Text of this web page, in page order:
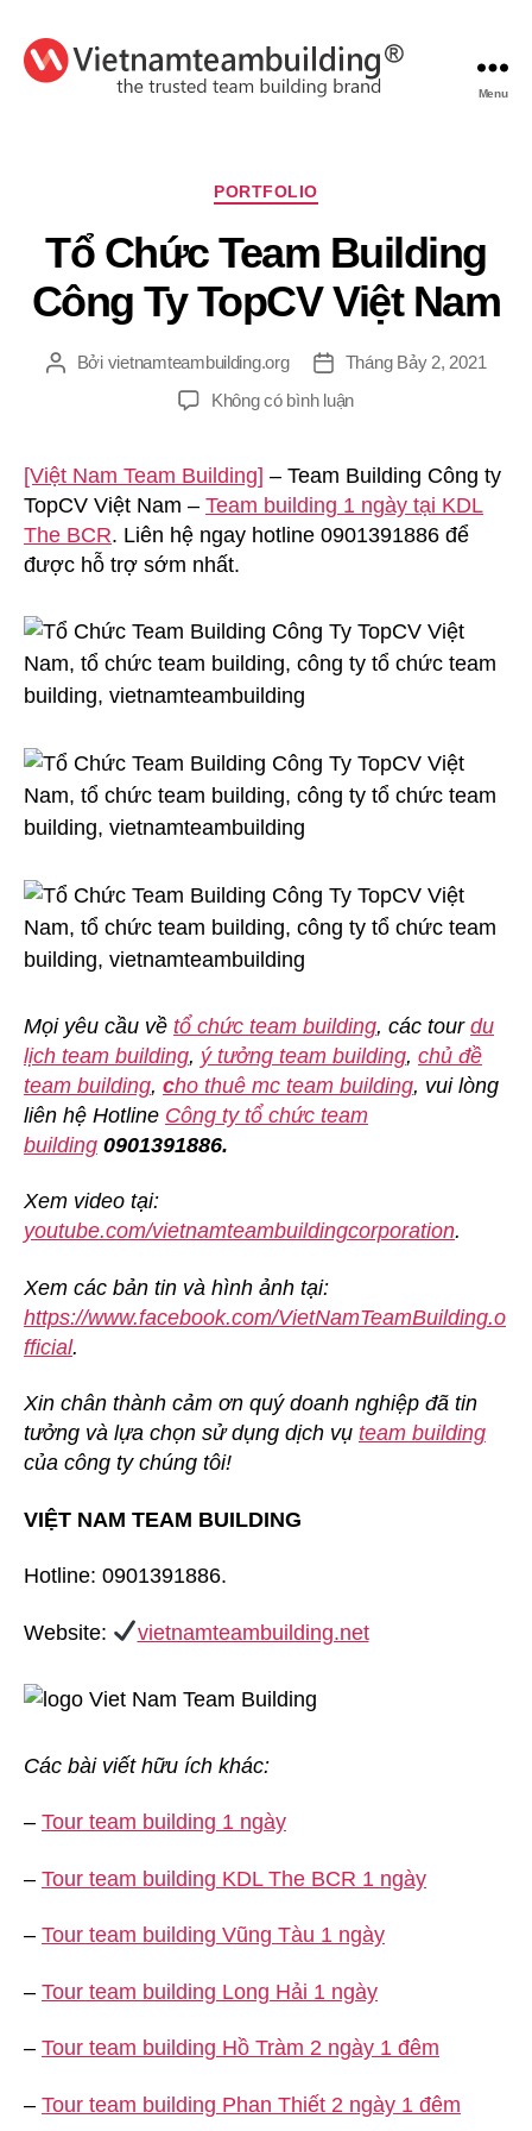
Menu
Chuyên
PORTFOLIO
Tổ Chức Team Building
Công Ty TopCV Việt Nam
TácBởi vietnamteambuilding.org
Ngày
đăng
Tháng Bảy 2, 2021
Không có bình luậnở
Team
Building
Công
Nam
[Việt Nam Team Building] – Team Building Công ty
TopCV Việt Nam – Team building 1 ngày tại KDL
The BCR. Liên hệ ngay hotline 0901391886 để
được hỗ trợ sớm nhất.
Mọi yêu cầu về tổ chức team building, các tour du
lịch team building, ý tưởng team building, chủ đề
team building, cho thuê mc team building, vui lòng
liên hệ Hotline Công ty tổ chức team
building 0901391886.
Xem video tại:
youtube.com/vietnamteambuildingcorporation.
Xem các bản tin và hình ảnh tại:
https://www.facebook.com/VietNamTeamBuilding.o
fficial.
Xin chân thành cảm ơn quý doanh nghiệp đã tin
tưởng và lựa chọn sử dụng dịch vụ team building
của công ty chúng tôi!
VIỆT NAM TEAM BUILDING
Hotline: 0901391886.
Website: vietnamteambuilding.net
Các bài viết hữu ích khác:
– Tour team building 1 ngày
– Tour team building KDL The BCR 1 ngày
– Tour team building Vũng Tàu 1 ngày
– Tour team building Long Hải 1 ngày
– Tour team building Hồ Tràm 2 ngày 1 đêm
– Tour team building Phan Thiết 2 ngày 1 đêm